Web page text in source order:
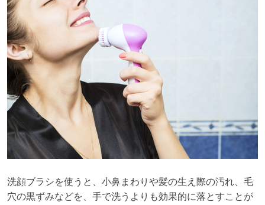
洗顔ブラシを使うと、小鼻まわりや髪の生え際の汚れ、毛
穴の黒ずみなどを、手で洗うよりも効果的に落とすことが